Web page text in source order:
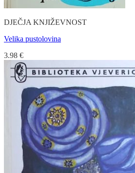
DJEČJA KNJIŽEVNOST
Velika pustolovina
3.98 €